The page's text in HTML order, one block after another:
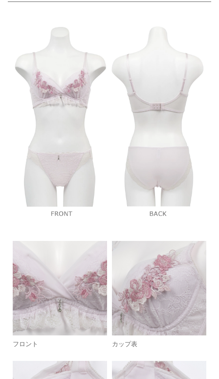
フロント カップ表